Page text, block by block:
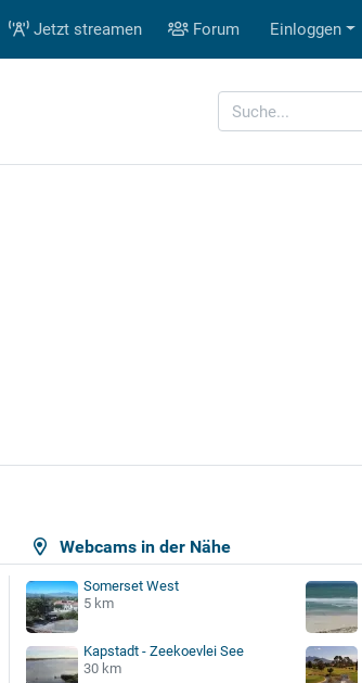
Jetzt streamen Forum Einloggen
Webcams in der Nähe
Somerset West
5 km
Kapstadt - Zeekoevlei See
30 km